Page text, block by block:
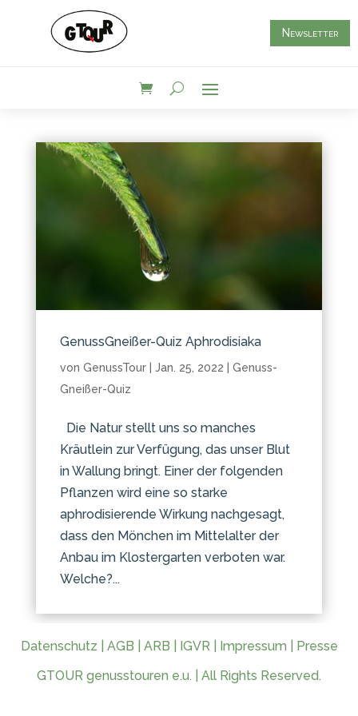
Newsletter
GenussGneißer-Quiz Aphrodisiaka
von GenussTour| Jan. 25, 2022
Genuss-
Gneißer-Quiz
Die Natur stellt uns so manches
Kräutlein zur Verfügung, das unser Blut
in Wallung bringt. Einer der folgenden
Pflanzen wird eine so starke
aphrodisierende Wirkung nachgesagt,
dass den Mönchen im Mittelalter der
Anbau im Klostergarten verboten war.
Welche?...
Datenschutz AGB ARB IGVR Impressum
Presse
GTOUR genusstouren e.u. | All Rights Reserved.